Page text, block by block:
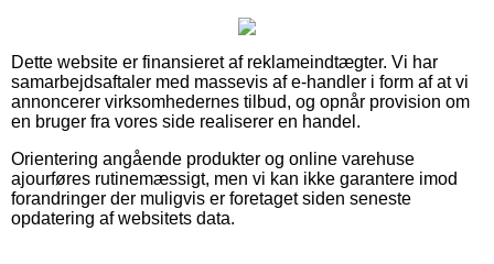
Dette website er finansieret af reklameindtægter. Vi har
samarbejdsaftaler med massevis af e-handler i form af at vi
annoncerer virksomhedernes tilbud, og opnår provision om
en bruger fra vores side realiserer en handel.
Orientering angående produkter og online varehuse
ajourføres rutinemæssigt, men vi kan ikke garantere imod
forandringer der muligvis er foretaget siden seneste
opdatering af websitets data.